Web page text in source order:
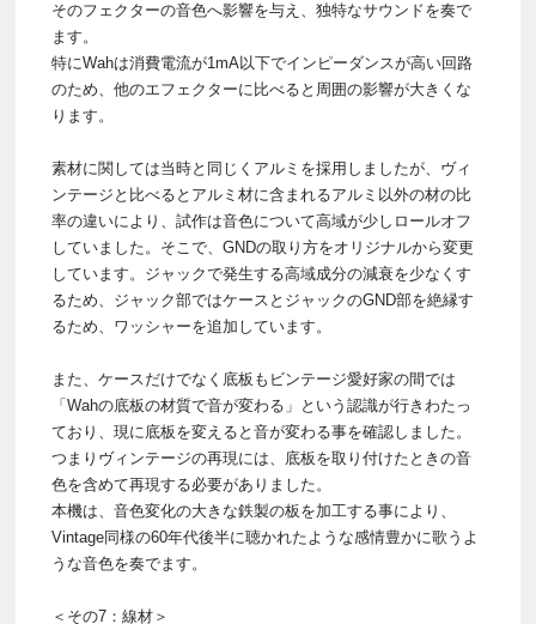
そのフェクターの音色へ影響を与え、独特なサウンドを奏で
ます。
特にWahは消費電流が1mA以下でインピーダンスが高い回路
のため、他のエフェクターに比べると周囲の影響が大きくな
ります。
素材に関しては当時と同じくアルミを採用しましたが、ヴィ
ンテージと比べるとアルミ材に含まれるアルミ以外の材の比
率の違いにより、試作は音色について高域が少しロールオフ
していました。そこで、GNDの取り方をオリジナルから変更
しています。ジャックで発生する高域成分の減衰を少なくす
るため、ジャック部ではケースとジャックのGND部を絶縁す
るため、ワッシャーを追加しています。
また、ケースだけでなく底板もビンテージ愛好家の間では
「Wahの底板の材質で音が変わる」という認識が行きわたっ
ており、現に底板を変えると音が変わる事を確認しました。
つまりヴィンテージの再現には、底板を取り付けたときの音
色を含めて再現する必要がありました。
本機は、音色変化の大きな鉄製の板を加工する事により、
Vintage同様の60年代後半に聴かれたような感情豊かに歌うよ
うな音色を奏でます。
＜その7：線材＞